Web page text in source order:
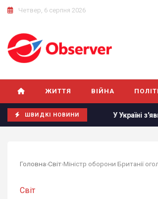
Четвер, 6 серпня 2026
ЖИТТЯ ВІЙНА
ШВИДКІ НОВИНИ
Insider У Україні з'явиться нове
Головна›Світ›
Світ